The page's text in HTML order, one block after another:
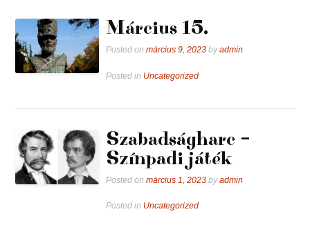
Március 15.
Posted onmárcius 9, 2023 byadmin
Posted in Uncategorized
Szabadságharc –
Színpadi játék
Posted onmárcius 1, 2023 byadmin
Posted in Uncategorized